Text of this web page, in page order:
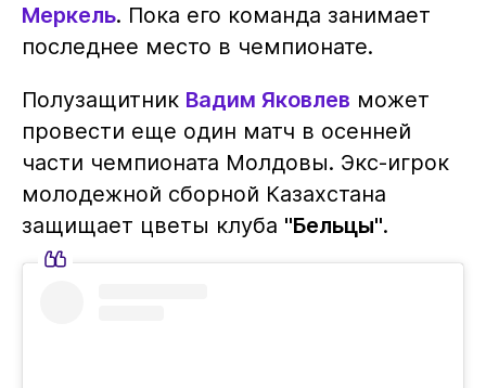
Меркель. Пока его команда занимает
последнее место в чемпионате.
Полузащитник Вадим Яковлев может
провести еще один матч в осенней
части чемпионата Молдовы. Экс-игрок
молодежной сборной Казахстана
защищает цветы клуба "Бельцы".